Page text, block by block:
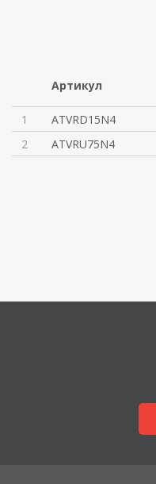
Артикул
1 ATVRD15N4
2
ATVRU75N4